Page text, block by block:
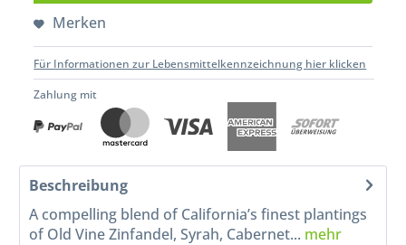
Merken
Für Informationen zur Lebensmittelkennzeichnung hier klicken
Zahlung mit
Beschreibung
A compelling blend of California’s finest plantings
of Old Vine Zinfandel, Syrah, Cabernet... mehr